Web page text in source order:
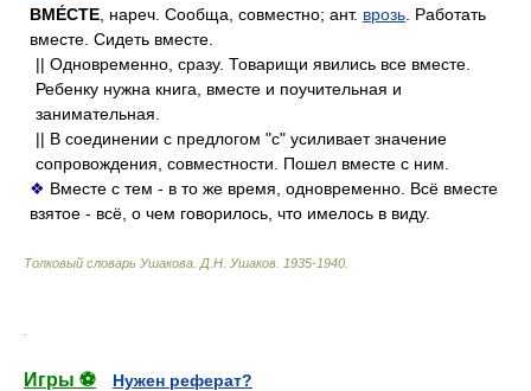
ВМЕ́СТЕ , нареч. Сообща, совместно; ант. врозь . Работать
вместе. Сидеть вместе.
|| Одновременно, сразу. Товарищи явились все вместе.
Ребенку нужна книга, вместе и поучительная и
занимательная.
|| В соединении с предлогом "с" усиливает значение
сопровождения, совместности. Пошел вместе с ним.
❖ Вместе с тем - в то же время, одновременно. Всё вместе
взятое - всё, о чем говорилось, что имелось в виду.
Толковый словарь Ушакова Д.Н. Ушаков. 1935-1940
Игры ⚽
Нужен реферат?